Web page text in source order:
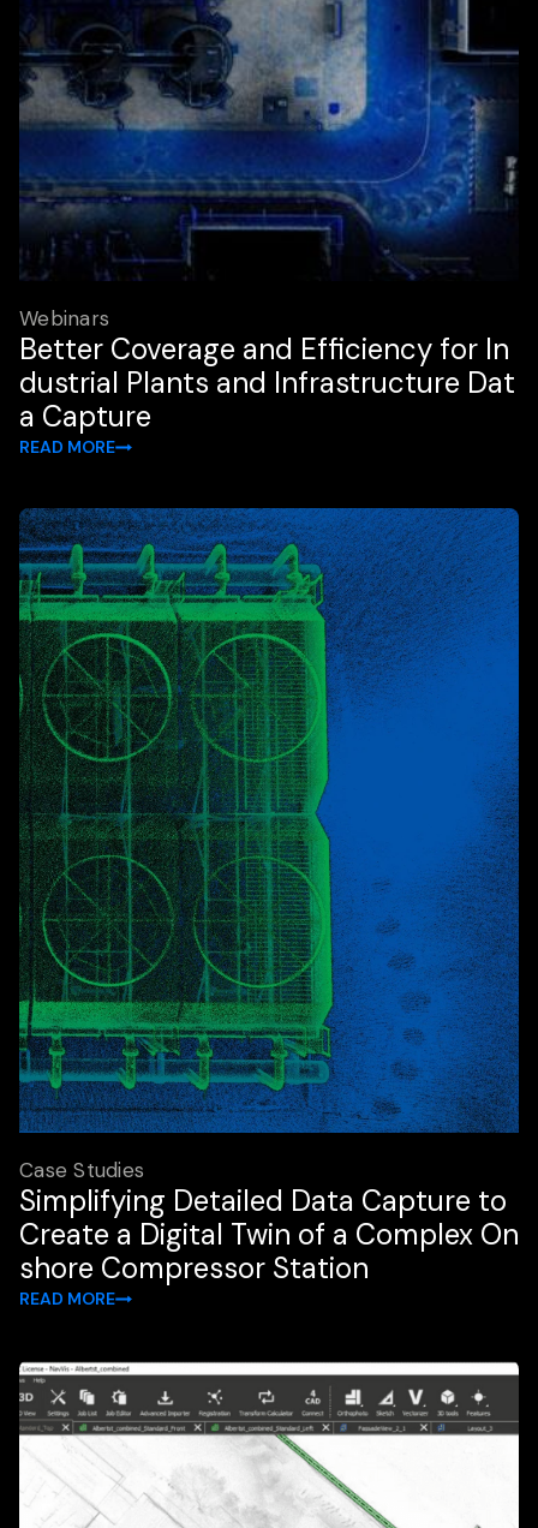
Webinars
Better Coverage and Efficiency for In
dustrial Plants and Infrastructure Dat
a Capture
READ MORE
Case Studies
Simplifying Detailed Data Capture to
Create a Digital Twin of a Complex On
shore Compressor Station
READ MORE